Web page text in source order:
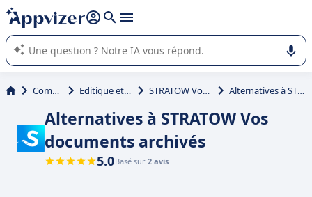
répondre (plusieurs lignes avec
L'IA de Appvizer vous guide dans l'utilisation ou la sélection de
logiciel SaaS en entreprise.
Communication Editique et dématérialisation STRATOW Vos documents archivés Alternatives à STRATOW Vos documents archivés
Alternatives à STRATOW Vos
documents archivés
5.0Basé sur 2 avis